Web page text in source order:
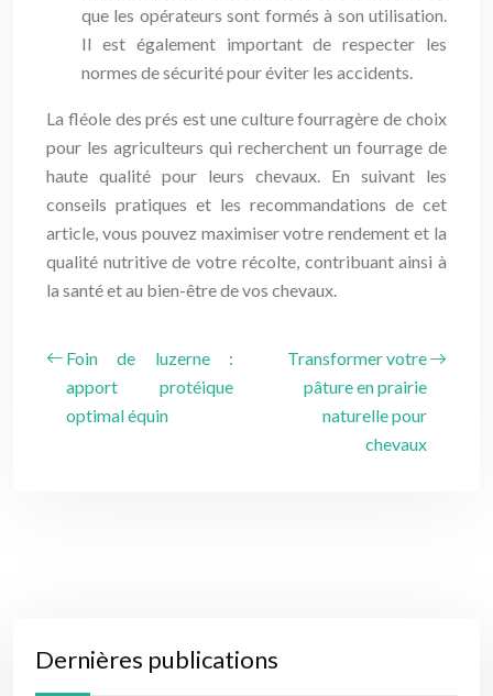
que les opérateurs sont formés à son utilisation.
Il est également important de respecter les
normes de sécurité pour éviter les accidents.
La fléole des prés est une culture fourragère de choix
pour les agriculteurs qui recherchent un fourrage de
haute qualité pour leurs chevaux. En suivant les
conseils pratiques et les recommandations de cet
article, vous pouvez maximiser votre rendement et la
qualité nutritive de votre récolte, contribuant ainsi à
la santé et au bien-être de vos chevaux.
Foin de luzerne :
apport protéique
optimal équin
Transformer votre
pâture en prairie
naturelle pour
chevaux
Dernières publications